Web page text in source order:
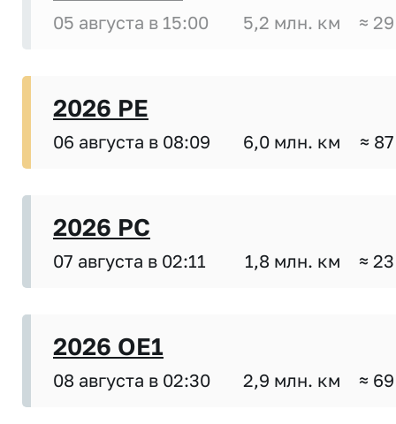
05 августа в 15:00 5,2 млн. км ≈
2026 PE
06 августа в 08:09 6,0 млн. км ≈
2026 PC
07 августа в 02:11 1,8 млн. км ≈
2026 OE1
08 августа в 02:30 2,9 млн. км ≈